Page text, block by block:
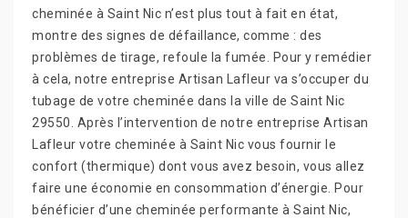
cheminée à Saint Nic n’est plus tout à fait en état,
montre des signes de défaillance, comme : des
problèmes de tirage, refoule la fumée. Pour y remédier
à cela, notre entreprise Artisan Lafleur va s’occuper du
tubage de votre cheminée dans la ville de Saint Nic
29550. Après l’intervention de notre entreprise Artisan
Lafleur votre cheminée à Saint Nic vous fournir le
confort (thermique) dont vous avez besoin, vous allez
faire une économie en consommation d’énergie. Pour
bénéficier d’une cheminée performante à Saint Nic,